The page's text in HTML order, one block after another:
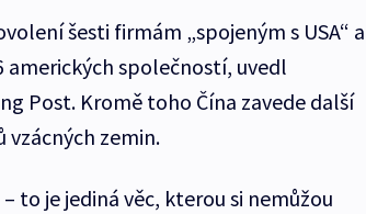
šesti firmám „spojeným s USA“ a
amerických společností, uvedl
Post. Kromě toho Čína zavede další
vzácných zemin.
to je jediná věc, kterou si nemůžou